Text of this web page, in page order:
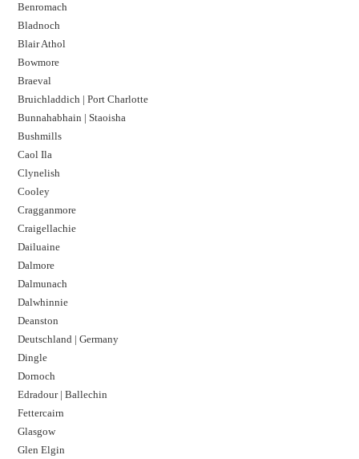
Benromach
Bladnoch
Blair Athol
Bowmore
Braeval
Bruichladdich | Port Charlotte
Bunnahabhain | Staoisha
Bushmills
Caol Ila
Clynelish
Cooley
Cragganmore
Craigellachie
Dailuaine
Dalmore​
Dalmunach
Dalwhinnie
Deanston
Deutschland | Germany
Dingle
Dornoch
Edradour | Ballechin
Fettercairn
Glasgow
Glen Elgin